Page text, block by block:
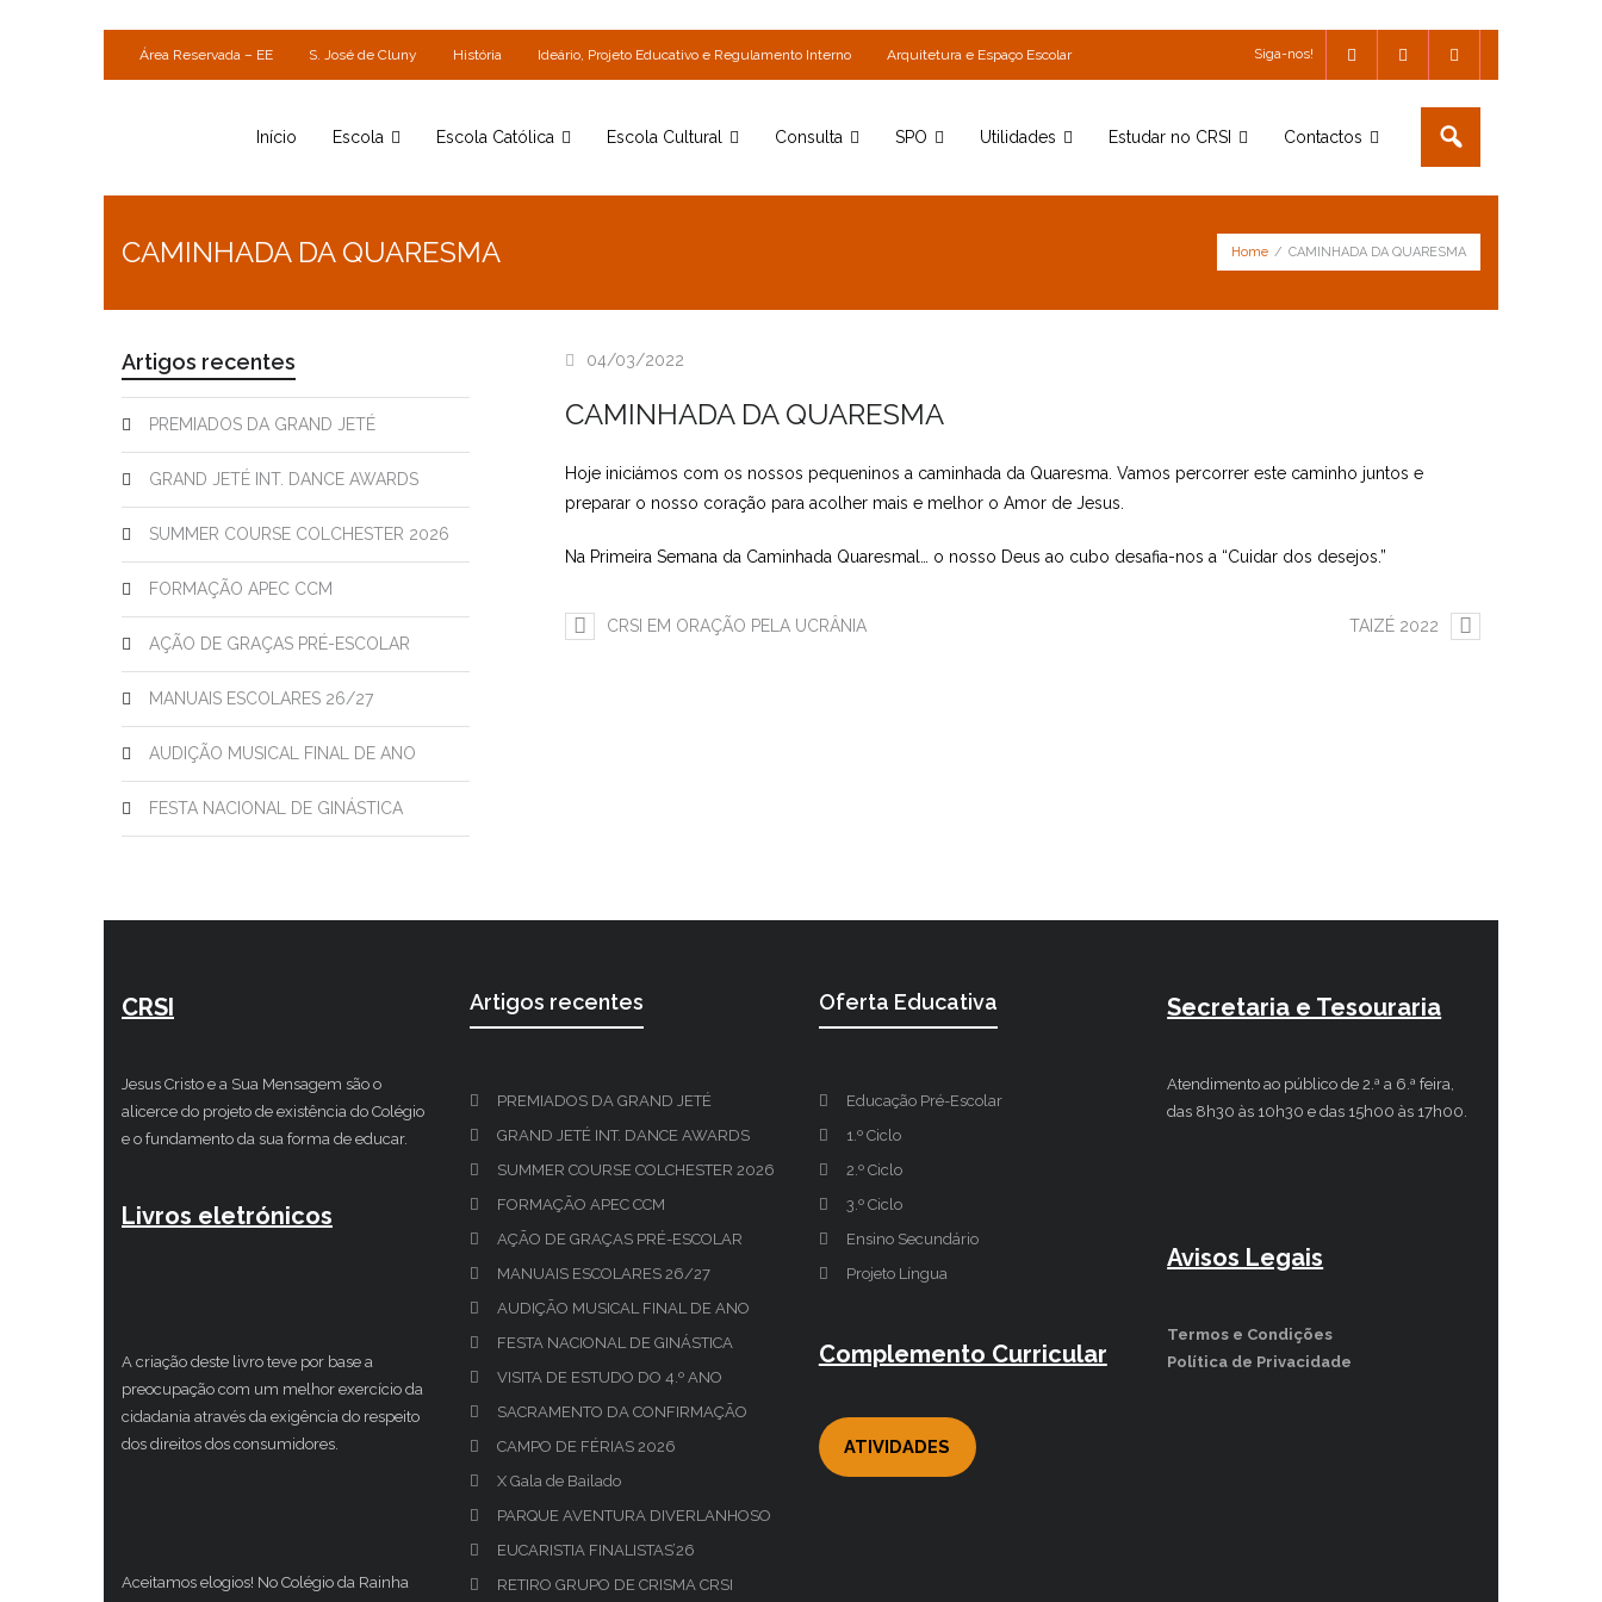
Área Reservada – EE S. José de Cluny História Ideário, Projeto Educativo e Regulamento Interno Arquitetura e Espaço Escolar Siga-nos!
Início Escola Escola Católica Escola Cultural Consulta SPO Utilidades Estudar no CRSI Contactos
CAMINHADA DA QUARESMA Home / CAMINHADA DA QUARESMA
04/03/2022
CAMINHADA DA QUARESMA
Hoje iniciámos com os nossos pequeninos a caminhada da Quaresma. Vamos percorrer este caminho juntos e
preparar o nosso coração para acolher mais e melhor o Amor de Jesus.
Na Primeira Semana da Caminhada Quaresmal… o nosso Deus ao cubo desafia-nos a “Cuidar dos desejos.”
CRSI EM ORAÇÃO PELA UCRÂNIA TAIZÉ 2022
Artigos recentes
PREMIADOS DA GRAND JETÉ
GRAND JETÉ INT. DANCE AWARDS
SUMMER COURSE COLCHESTER 2026
FORMAÇÃO APEC CCM
AÇÃO DE GRAÇAS PRÉ-ESCOLAR
MANUAIS ESCOLARES 26/27
AUDIÇÃO MUSICAL FINAL DE ANO
FESTA NACIONAL DE GINÁSTICA
CRSI
Jesus Cristo e a Sua Mensagem são o
alicerce do projeto de existência do Colégio
e o fundamento da sua forma de educar.
Livros eletrónicos
A criação deste livro teve por base a
preocupação com um melhor exercício da
cidadania através da exigência do respeito
dos direitos dos consumidores.
Aceitamos elogios! No Colégio da Rainha
Artigos recentes
PREMIADOS DA GRAND JETÉ
GRAND JETÉ INT. DANCE AWARDS
SUMMER COURSE COLCHESTER 2026
FORMAÇÃO APEC CCM
AÇÃO DE GRAÇAS PRÉ-ESCOLAR
MANUAIS ESCOLARES 26/27
AUDIÇÃO MUSICAL FINAL DE ANO
FESTA NACIONAL DE GINÁSTICA
VISITA DE ESTUDO DO 4.º ANO
SACRAMENTO DA CONFIRMAÇÃO
CAMPO DE FÉRIAS 2026
X Gala de Bailado
PARQUE AVENTURA DIVERLANHOSO
EUCARISTIA FINALISTAS’26
RETIRO GRUPO DE CRISMA CRSI
Oferta Educativa
Educação Pré-Escolar
1.º Ciclo
2.º Ciclo
3.º Ciclo
Ensino Secundário
Projeto Língua
Complemento Curricular
ATIVIDADES
Secretaria e Tesouraria
Atendimento ao público de 2.ª a 6.ª feira,
das 8h30 às 10h30 e das 15h00 às 17h00.
Avisos Legais
Termos e Condições
Política de Privacidade